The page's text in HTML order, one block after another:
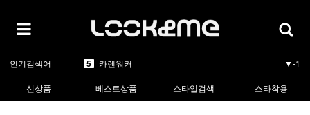
인기검색어 1 라피스센시블레 ▲2
2 마스카 ▲5
린드버그
4
신상품 베스트상품 스타일검색 스타착용